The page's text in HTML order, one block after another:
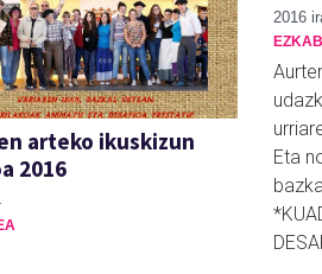
arteko ikuskizun
2016
2016
Eta